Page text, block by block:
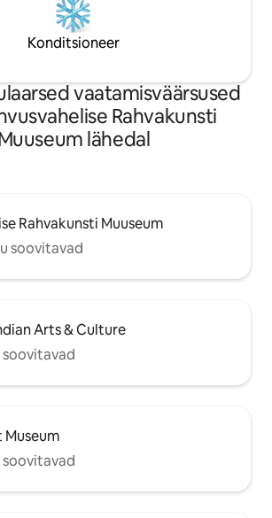
Konditsioneer
vaatamisväärsused
Rahvakunsti
lähedal
Rahvakunsti Muuseum
soovitavad
Arts & Culture